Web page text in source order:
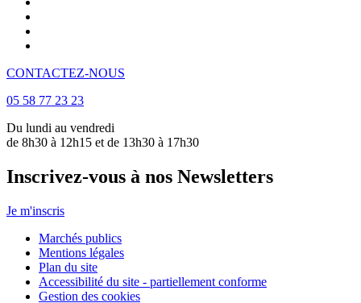
CONTACTEZ-NOUS
05 58 77 23 23
Du lundi au vendredi
de 8h30 à 12h15 et de 13h30 à 17h30
Inscrivez-vous à nos Newsletters
Je m'inscris
Marchés publics
Mentions légales
Plan du site
Accessibilité du site - partiellement conforme
Gestion des cookies